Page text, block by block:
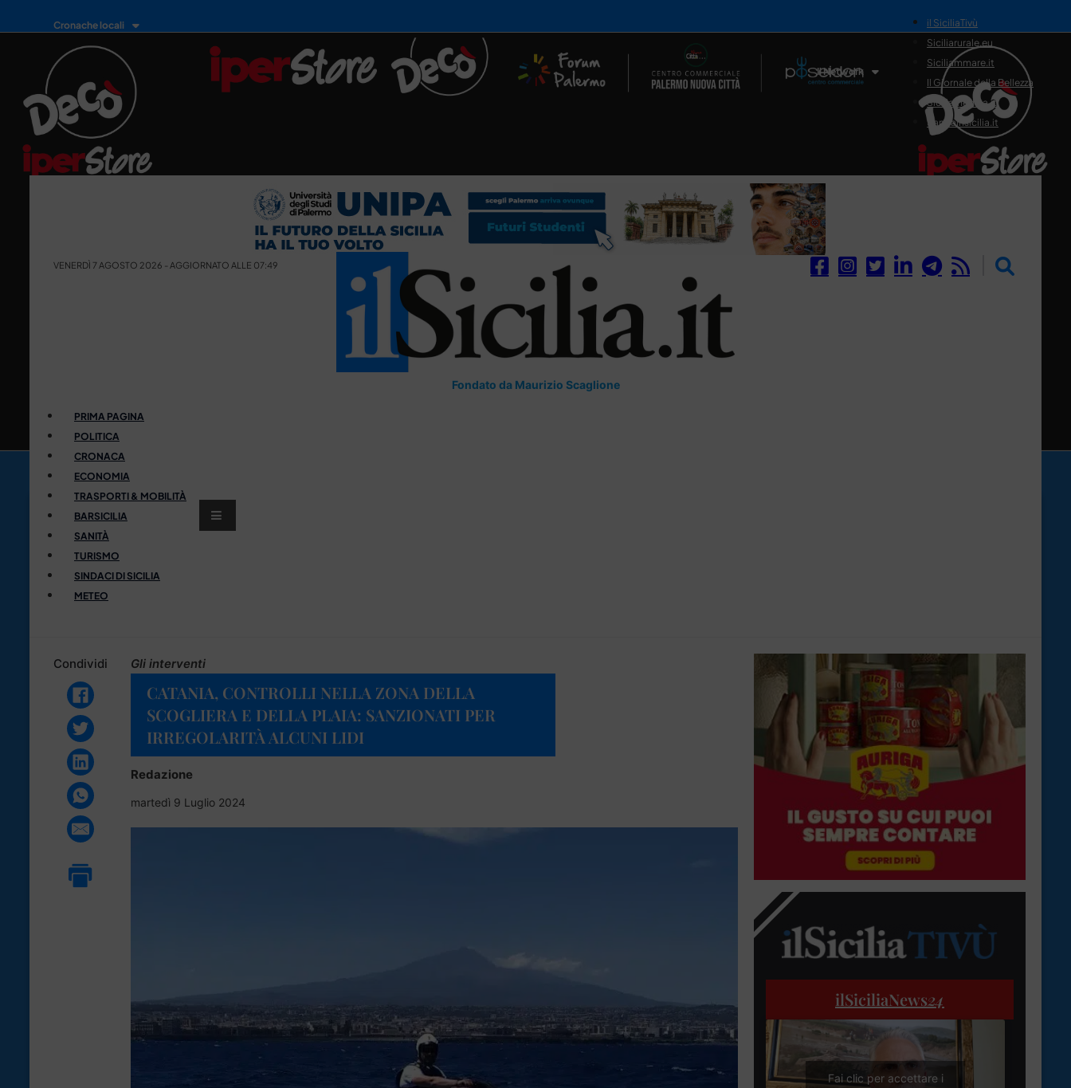
Cronache locali
Il Network
il SiciliaTivù
Siciliarurale.eu
Siciliammare.it
Il Giornale della Bellezza
Siciliamedica.it
Sanitainsicilia.it
VENERDÌ 7 AGOSTO 2026 - AGGIORNATO ALLE 07:49
Fondato da Maurizio Scaglione
PRIMA PAGINA
POLITICA
CRONACA
ECONOMIA
TRASPORTI & MOBILITÀ
BARSICILIA
SANITÀ
TURISMO
SINDACI DI SICILIA
METEO
Condividi Gli interventi
CATANIA, CONTROLLI NELLA ZONA DELLA
SCOGLIERA E DELLA PLAIA: SANZIONATI PER
IRREGOLARITÀ ALCUNI LIDI
Redazione
martedì 9 Luglio 2024
ilSiciliaNews24
Fai clic per accettare i